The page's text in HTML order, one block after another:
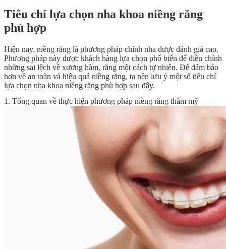
Tiêu chí lựa chọn nha khoa niềng răng
phù hợp
Hiện nay, niềng răng là phương pháp chỉnh nha được đánh giá cao.
Phương pháp này được khách hàng lựa chọn phổ biến để điều chỉnh
những sai lệch về xương hàm, răng một cách tự nhiên. Để đảm bảo
hơn về an toàn và hiệu quả niềng răng, ta nên lưu ý một số tiêu chí
lựa chọn nha khoa niềng răng phù hợp sau đây.
1. Tổng quan về thực hiện phương pháp niềng răng thẩm mỹ